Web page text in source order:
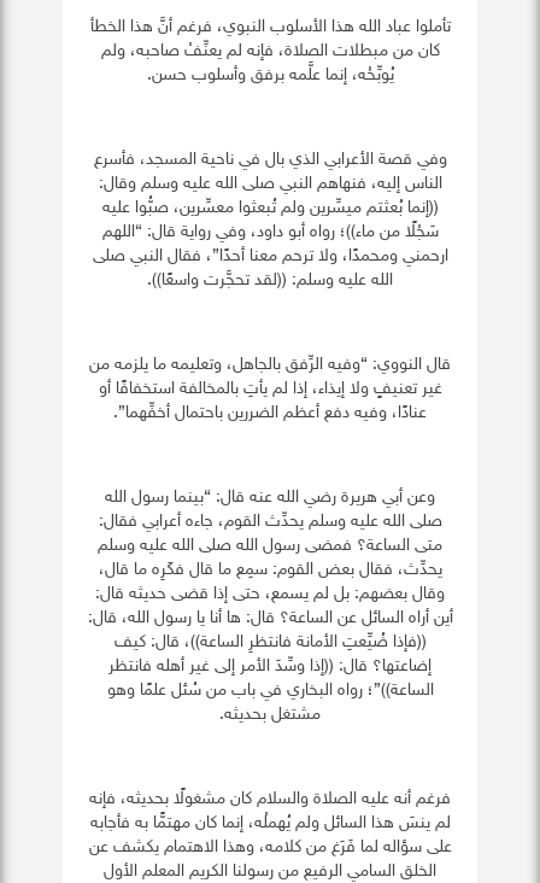
تأملوا عباد الله هذا الأسلوب النبوي، فرغم أنَّ هذا الخطأ
كان من مبطلات الصلاة، فإنه لم يعنِّفْ صاحبه، ولم
يُوبِّخْه، إنما علَّمه برفق وأسلوب حسن.
وفي قصة الأعرابي الذي بال في ناحية المسجد، فأسرع
الناس إليه، فنهاهم النبي صلى الله عليه وسلم وقال:
((إنما بُعثتم ميسِّرين ولم تُبعثوا معسِّرين، صبُّوا عليه
سَجْلًا من ماء))؛ رواه أبو داود، وفي رواية قال: “اللهم
ارحمني ومحمدًا، ولا ترحم معنا أحدًا”، فقال النبي صلى
الله عليه وسلم: ((لقد تحجَّرت واسعًا)).
قال النووي: “وفيه الرِّفق بالجاهل، وتعليمه ما يلزمه من
غير تعنيفٍ ولا إيذاء، إذا لم يأتِ بالمخالفة استخفافًا أو
عنادًا، وفيه دفع أعظم الضررين باحتمال أخفِّهما”.
وعن أبي هريرة رضي الله عنه قال: “بينما رسول الله
صلى الله عليه وسلم يحدِّث القوم، جاءه أعرابي فقال:
متى الساعة؟ فمضى رسول الله صلى الله عليه وسلم
يحدِّث، فقال بعض القوم: سمِع ما قال فكَرِه ما قال،
وقال بعضهم: بل لم يسمع، حتى إذا قضى حديثه قال:
أين أراه السائل عن الساعة؟ قال: ها أنا يا رسول الله، قال:
((فإذا ضُيِّعتِ الأمانة فانتظرِ الساعة))، قال: كيف
إضاعتها؟ قال: ((إذا وسِّدَ الأمر إلى غير أهله فانتظر
الساعة))”؛ رواه البخاري في باب من سُئل علمًا وهو
مشتغل بحديثه.
فرغم أنه عليه الصلاة والسلام كان مشغولًا بحديثه، فإنه
لم ينسَ هذا السائل ولم يُهملْه، إنما كان مهتمًّا به فأجابه
على سؤاله لما فَرَغ من كلامه، وهذا الاهتمام يكشف عن
الخلق السامي الرفيع من رسولنا الكريم المعلم الأول